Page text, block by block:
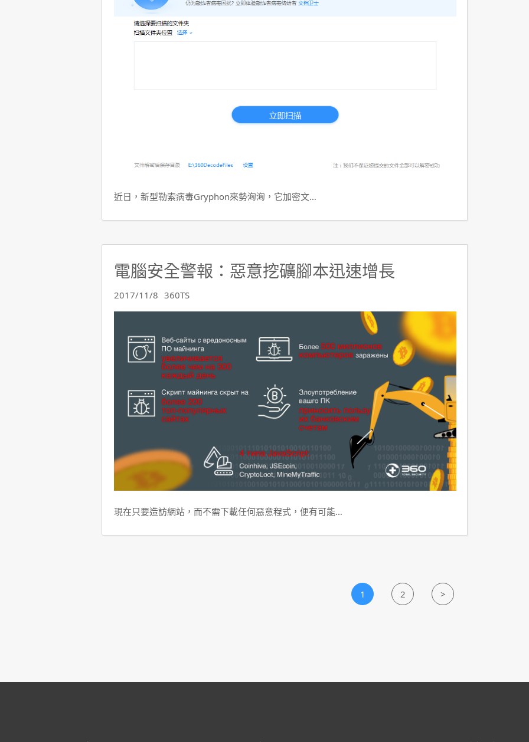
近日，新型勒索病毒Gryphon來勢洶洶，它加密文…
電腦安全警報：惡意挖礦腳本迅速增長
2017/11/8 360TS
現在只要造訪網站，而不需下載任何惡意程式，便有可能…
1 2 >